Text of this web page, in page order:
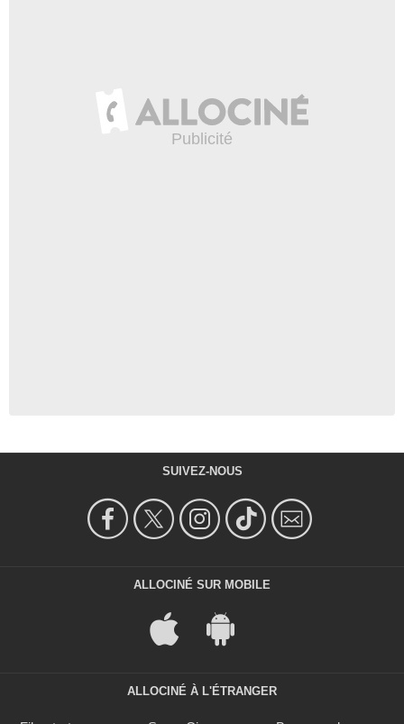
SUIVEZ-NOUS
ALLOCINÉ SUR MOBILE
ALLOCINÉ À L'ÉTRANGER